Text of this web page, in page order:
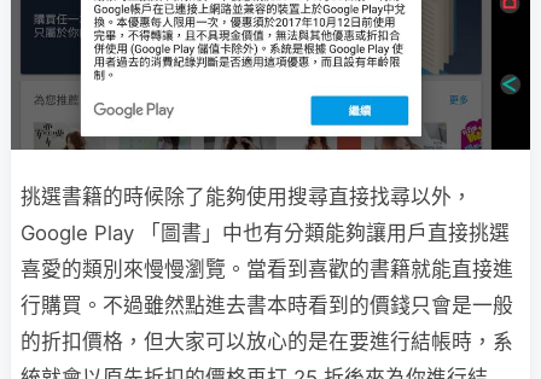
挑選書籍的時候除了能夠使用搜尋直接找尋以外，
Google Play 「圖書」中也有分類能夠讓用戶直接挑選
喜愛的類別來慢慢瀏覽。當看到喜歡的書籍就能直接進
行購買。不過雖然點進去書本時看到的價錢只會是一般
的折扣價格，但大家可以放心的是在要進行結帳時，系